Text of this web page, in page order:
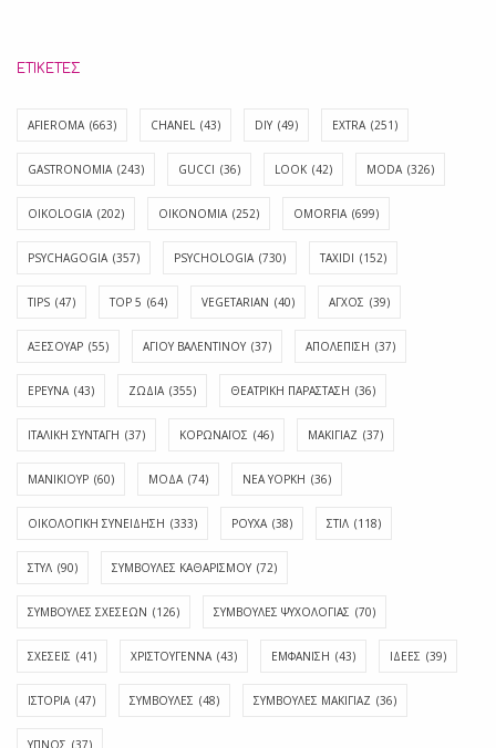
ΕΤΙΚΈΤΕΣ
AFIEROMA (663) CHANEL (43) DIY (49) EXTRA (251)
GASTRONOMIA (243) GUCCI (36) LOOK (42) MODA (326)
OIKOLOGIA (202) OIKONOMIA (252) OMORFIA (699)
PSYCHAGOGIA (357) PSYCHOLOGIA (730) TAXIDI (152)
TIPS (47) TOP 5 (64) VEGETARIAN (40) ΑΓΧΟΣ (39)
ΑΞΕΣΟΥΑΡ (55) ΑΓΊΟΥ ΒΑΛΕΝΤΊΝΟΥ (37) ΑΠΟΛΈΠΙΣΗ (37)
ΕΡΕΥΝΑ (43) ΖΩΔΙΑ (355) ΘΕΑΤΡΙΚΗ ΠΑΡΑΣΤΑΣΗ (36)
ΙΤΑΛΙΚΗ ΣΥΝΤΑΓΗ (37) ΚΟΡΩΝΑΪΟΣ (46) ΜΑΚΙΓΙΑΖ (37)
ΜΑΝΙΚΙΟΥΡ (60) ΜΟΔΑ (74) ΝΕΑ ΥΟΡΚΗ (36)
ΟΙΚΟΛΟΓΙΚΗ ΣΥΝΕΙΔΗΣΗ (333) ΡΟΥΧΑ (38) ΣΤΙΛ (118)
ΣΤΥΛ (90) ΣΥΜΒΟΥΛΕΣ ΚΑΘΑΡΙΣΜΟΥ (72)
ΣΥΜΒΟΥΛΕΣ ΣΧΕΣΕΩΝ (126) ΣΥΜΒΟΥΛΕΣ ΨΥΧΟΛΟΓΙΑΣ (70)
ΣΧΕΣΕΙΣ (41) ΧΡΙΣΤΟΥΓΕΝΝΑ (43) ΕΜΦΆΝΙΣΗ (43) ΙΔΈΕΣ (39)
ΙΣΤΟΡΊΑ (47) ΣΥΜΒΟΥΛΈΣ (48) ΣΥΜΒΟΥΛΈΣ ΜΑΚΙΓΙΆΖ (36)
ΎΠΝΟΣ (37)